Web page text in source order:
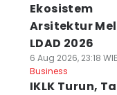
Ekosistem
Arsitektur
LDAD 2026
6 Aug 2026, 23:18
Business
IKLK Turun,